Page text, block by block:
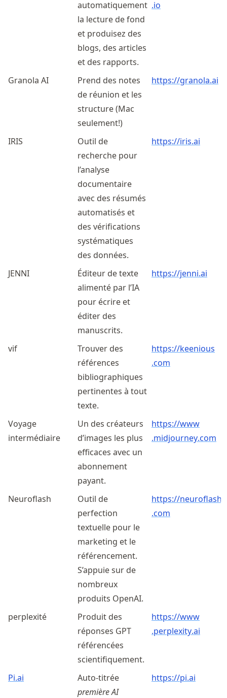
automatiquement
la lecture de fond
et produisez des
blogs, des articles
et des rapports.
.io
Granola AI
Prend des notes
de réunion et les
structure (Mac
seulement!)
https://granola.ai
IRIS
Outil de
recherche pour
l’analyse
documentaire
avec des résumés
automatisés et
des vérifications
systématiques
des données.
https://iris.ai
JENNI
Éditeur de texte
alimenté par l’IA
pour écrire et
éditer des
manuscrits.
https://jenni.ai
vif
Trouver des
références
bibliographiques
pertinentes à tout
texte.
https://keenious
.com
Voyage
intermédiaire
Un des créateurs
d’images les plus
efficaces avec un
abonnement
payant.
https://www
.midjourney.com
Neuroflash
Outil de
perfection
textuelle pour le
marketing et le
référencement.
S’appuie sur de
nombreux
produits OpenAI.
https://neuroflash
.com
perplexité
Produit des
réponses GPT
référencées
scientifiquement.
https://www
.perplexity.ai
Pi.ai
Auto-titrée
première AI
https://pi.ai